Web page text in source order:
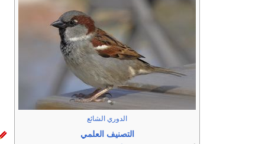
الدوري الشائع
التصنيف العلمي